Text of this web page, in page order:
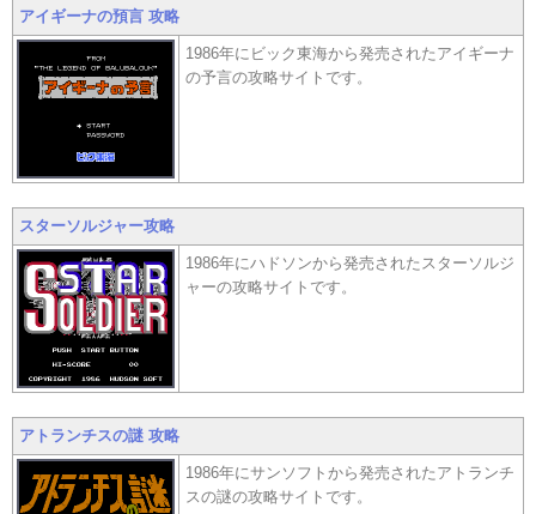
アイギーナの預言 攻略
1986年にビック東海から発売されたアイギーナ
の予言の攻略サイトです。
スターソルジャー攻略
1986年にハドソンから発売されたスターソルジ
ャーの攻略サイトです。
アトランチスの謎 攻略
1986年にサンソフトから発売されたアトランチ
スの謎の攻略サイトです。